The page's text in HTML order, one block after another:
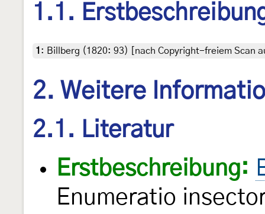
1.1.
1 : Billberg (1820: 93) [nach Copyright-freiem Scan
2. Weitere
2.1. Literatur
Erstbeschreibung:
Enumeratio